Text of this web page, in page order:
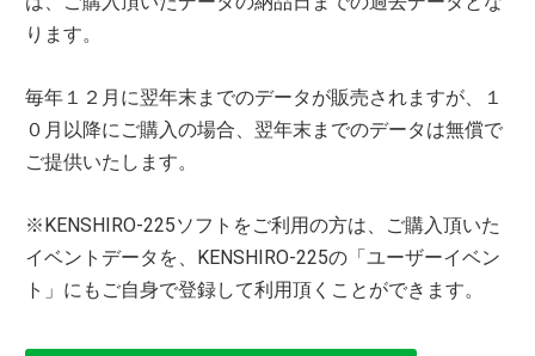
ります。
毎年１２月に翌年末までのデータが販売されますが、１
０月以降にご購入の場合、翌年末までのデータは無償で
ご提供いたします。
※KENSHIRO-225ソフトをご利用の方は、ご購入頂いた
イベントデータを、KENSHIRO-225の「ユーザーイベン
ト」にもご自身で登録して利用頂くことができます。